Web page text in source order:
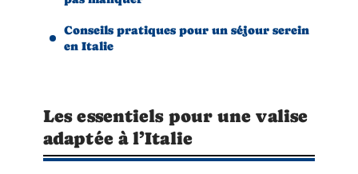
Conseils pratiques pour un séjour serein
en Italie
Les essentiels pour une valise
adaptée à l’Italie